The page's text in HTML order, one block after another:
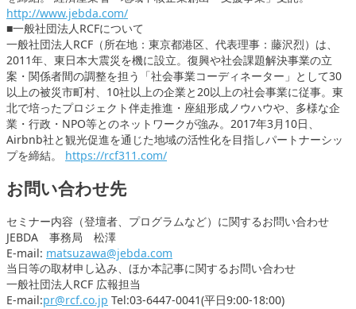
http://www.jebda.com/
■一般社団法人RCFについて
一般社団法人RCF（所在地：東京都港区、代表理事：藤沢烈）は、
2011年、東日本大震災を機に設立。復興や社会課題解決事業の立
案・関係者間の調整を担う「社会事業コーディネーター」として30
以上の被災市町村、10社以上の企業と20以上の社会事業に従事。東
北で培ったプロジェクト伴走推進・座組形成ノウハウや、多様な企
業・行政・NPO等とのネットワークが強み。2017年3月10日、
Airbnb社と観光促進を通じた地域の活性化を目指しパートナーシッ
プを締結。 https://rcf311.com/
お問い合わせ先
セミナー内容（登壇者、プログラムなど）に関するお問い合わせ
JEBDA 事務局 松澤
E-mail: matsuzawa@jebda.com
当日等の取材申し込み、ほか本記事に関するお問い合わせ
一般社団法人RCF 広報担当
E-mail:pr@rcf.co.jp Tel:03-6447-0041(平日9:00-18:00)